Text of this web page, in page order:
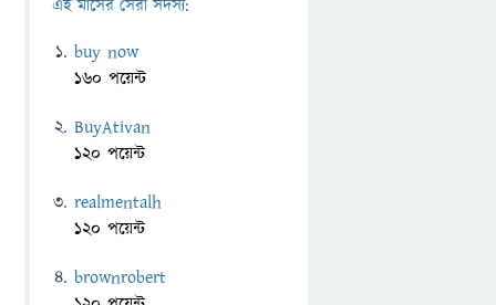
এই মাসের সেরা সদস্য:
buy now
160 পয়েন্ট
BuyAtivan
120 পয়েন্ট
realmentalh
120 পয়েন্ট
brownrobert